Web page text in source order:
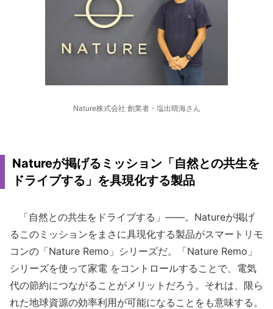
Nature株式会社 創業者・塩出晴海さん
Natureが掲げるミッション「自然との共生を
ドライブする」を具現化する製品
「自然との共生をドライブする」――。Natureが掲げ
るこのミッションをまさに具現化する製品がスマートリモ
コンの「Nature Remo」シリーズだ。「Nature Remo」
シリーズを使って家電 をコントロールすることで、電気
代の節約につながることがメリットだろう。それは、限ら
れた地球資源の効率利用が可能になることをも意味する。